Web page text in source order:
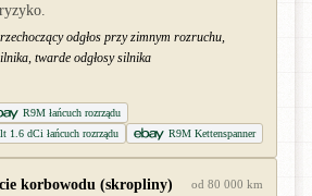
odgłos przy zimnym rozruchu,
twarde odgłosy silnika
R9M łańcuch rozrządu
1.6 dCi łańcuch rozrządu
R9M Kettenspanner
korbowodu (skropliny) od 80 000 km